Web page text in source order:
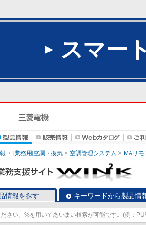
スマー
[業務用]空調・換気 空調管理システム MAリモ
情報を探す キーワードから製品情